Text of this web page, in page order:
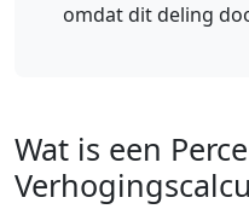
omdat dit deling
Wat is een